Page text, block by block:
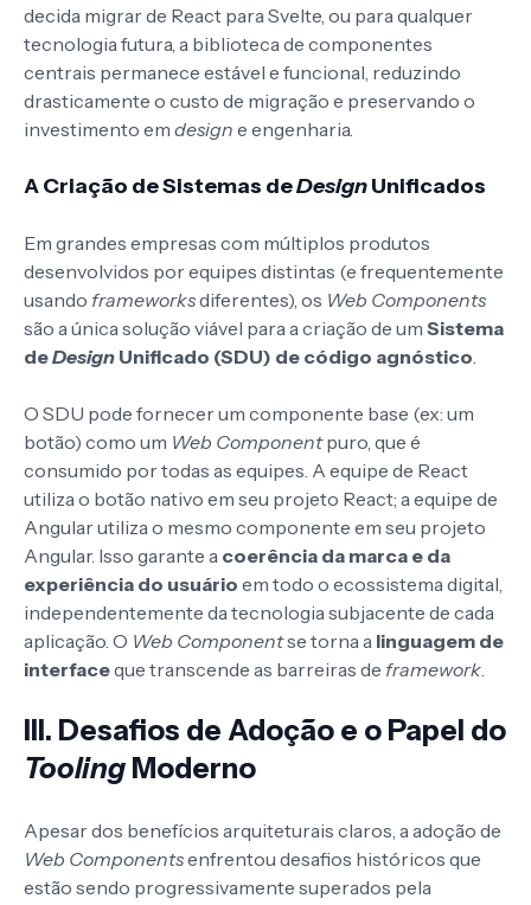
decida migrar de React para Svelte, ou para qualquer
tecnologia futura, a biblioteca de componentes
centrais permanece estável e funcional, reduzindo
drasticamente o custo de migração e preservando o
investimento em design e engenharia.
A Criação de Sistemas deDesignUnificados
Em grandes empresas com múltiplos produtos
desenvolvidos por equipes distintas (e frequentemente
usando frameworksdiferentes), os Web Components
são a única solução viável para a criação de um Sistema
deDesign Unificado (SDU) de código agnóstico
O SDU pode fornecer um componente base (ex: um
botão) como um Web Componentpuro, que é
consumido por todas as equipes. A equipe de React
utiliza o botão nativo em seu projeto React; a equipe de
Angular utiliza o mesmo componente em seu projeto
Angular. Isso garante a coerência da marca e da
experiência do usuário em todo o ecossistema digital,
independentemente da tecnologia subjacente de cada
aplicação. O Web Componentse torna a linguagem de
interfaceque transcende as barreiras de framework
III. Desafios de Adoção e o Papel do
Tooling Moderno
Apesar dos benefícios arquiteturais claros, a adoção de
Web Componentsenfrentou desafios históricos que
estão sendo progressivamente superados pela